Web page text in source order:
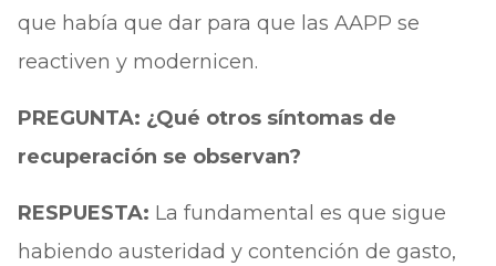
que había que dar para que las AAPP se
reactiven y modernicen.
PREGUNTA: ¿Qué otros síntomas de
recuperación se observan?
RESPUESTA: La fundamental es que sigue
habiendo austeridad y contención de gasto,